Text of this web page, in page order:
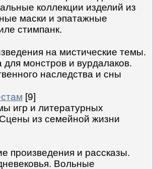
коллекции изделий из
маски и эпатажные
стимпанк.
на мистические темы.
монстров и вурдалаков.
наследства и сны
[9]
игр и литературных
из семейной жизни
произведения и рассказы.
Вольные